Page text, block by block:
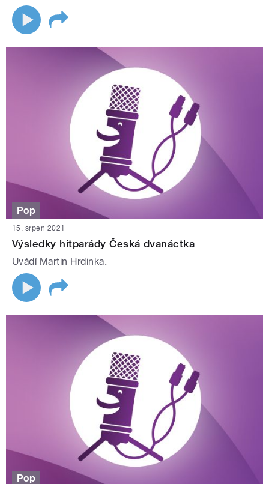
Pop
15. srpen 2021
Výsledky hitparády Česká dvanáctka
Uvádí Martin Hrdinka.
Pop